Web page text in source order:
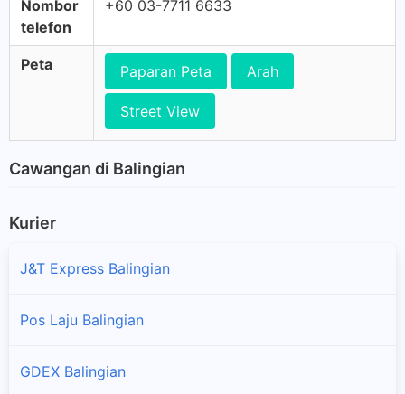
Nombor
telefon
+60 03-7711 6633
Peta Paparan Peta Arah
Street View
Cawangan di Balingian
Kurier
J&T Express Balingian
Pos Laju Balingian
GDEX Balingian